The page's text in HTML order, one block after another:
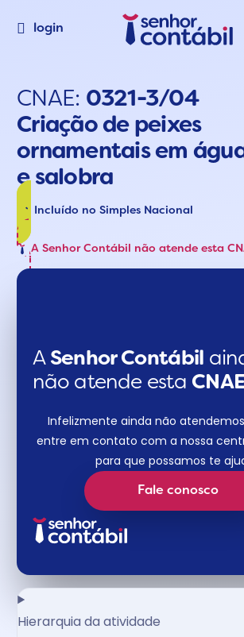
login
CNAE: 0321-3/04
Criação de peixes
ornamentais em
e salobra
Incluído no Simples Nacional
A Senhor Contábil não atende esta
A Senhor Contábil
não atende esta
Infelizmente ainda não
entre em contato com a nossa
para que possamos te
Fale conosco
Hierarquia da atividade